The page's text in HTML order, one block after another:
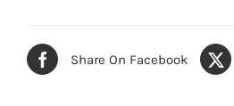
Share On Facebook